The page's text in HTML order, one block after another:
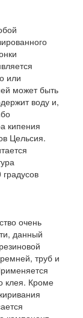
или
может быть
воду и,
кипения
Цельсия.
очень
данный
труб и
клея. Кроме